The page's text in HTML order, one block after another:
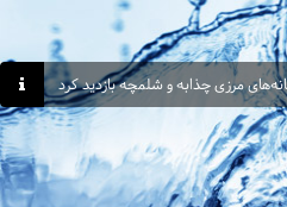
مرزی چذابه و شلمچه بازدید کرد